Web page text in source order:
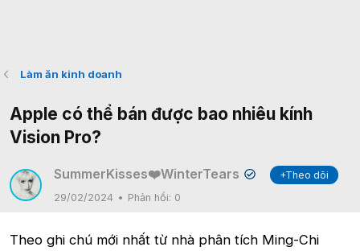
Làm ăn kinh doanh
Apple có thể bán được bao nhiêu kính
Vision Pro?
SummerKisses❤️WinterTears ✔
+Theo dõi
29/02/2024
Phản hồi: 0
Theo ghi chú mới nhất từ nhà phân tích Ming-Chi